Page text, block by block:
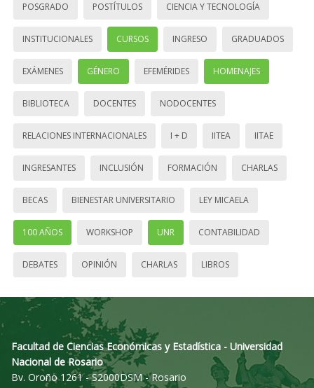
POSGRADO POSTÍTULOS CIENCIA Y TECNOLOGÍA
INSTITUCIONALES CURSOS INGRESO GRADUADOS
EXÁMENES GÉNERO EFEMÉRIDES HOMENAJES
BIBLIOTECA DOCENTES NODOCENTES
RELACIONES INTERNACIONALES I + D IITEA IITAE
INGRESANTES INCLUSIÓN FORMACIÓN CHARLAS
BECAS BIENESTAR UNIVERSITARIO LEY MICAELA
100 AÑOS WORKSHOP UNR CONTABILIDAD
DEBATES OPINIÓN CHARLAS LIBROS
Facultad de Ciencias Económicas y Estadística - Universidad
Nacional de Rosario
Bv. Oroño 1261 - S2000DSM - Rosario